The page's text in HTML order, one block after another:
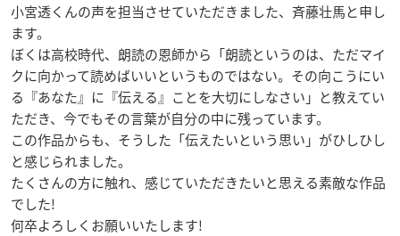
小宮透くんの声を担当させていただきました、斉藤壮馬と申し
ます。
ぼくは高校時代、朗読の恩師から「朗読というのは、ただマイ
クに向かって読めばいいというものではない。その向こうにい
る『あなた』に『伝える』ことを大切にしなさい」と教えてい
ただき、今でもその言葉が自分の中に残っています。
この作品からも、そうした「伝えたいという思い」がひしひし
と感じられました。
たくさんの方に触れ、感じていただきたいと思える素敵な作品
でした!
何卒よろしくお願いいたします!